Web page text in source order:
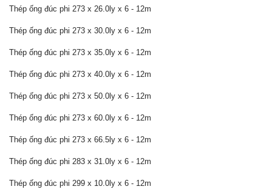
Thép ống đúc phi 273 x 26.0ly x 6 - 12m
Thép ống đúc phi 273 x 30.0ly x 6 - 12m
Thép ống đúc phi 273 x 35.0ly x 6 - 12m
Thép ống đúc phi 273 x 40.0ly x 6 - 12m
Thép ống đúc phi 273 x 50.0ly x 6 - 12m
Thép ống đúc phi 273 x 60.0ly x 6 - 12m
Thép ống đúc phi 273 x 66.5ly x 6 - 12m
Thép ống đúc phi 283 x 31.0ly x 6 - 12m
Thép ống đúc phi 299 x 10.0ly x 6 - 12m